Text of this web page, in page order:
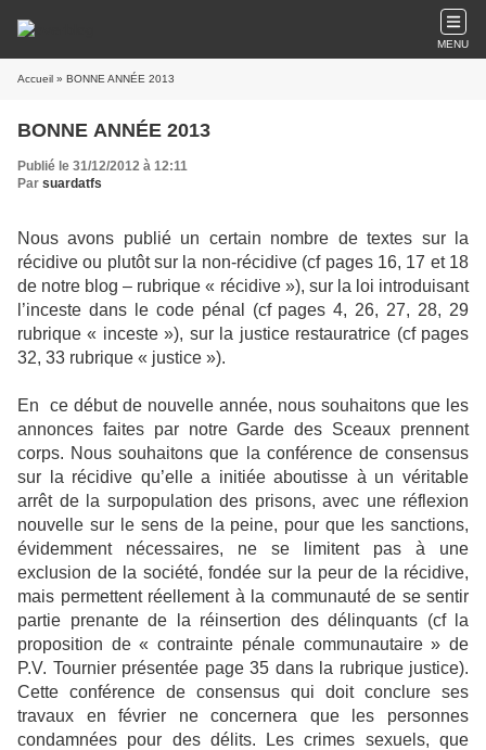
MENU
Accueil » BONNE ANNÉE 2013
BONNE ANNÉE 2013
Publié le 31/12/2012 à 12:11
Par suardatfs
Nous avons publié un certain nombre de textes sur la
récidive ou plutôt sur la non-récidive (cf pages 16, 17 et 18
de notre blog – rubrique « récidive »), sur la loi introduisant
l’inceste dans le code pénal (cf pages 4, 26, 27, 28, 29
rubrique « inceste »), sur la justice restauratrice (cf pages
32, 33 rubrique « justice »).
En
ce début de nouvelle année, nous souhaitons que les
annonces faites par notre Garde des Sceaux prennent
corps. Nous souhaitons que la conférence de consensus
sur la récidive qu’elle a initiée aboutisse à un véritable
arrêt de la surpopulation des prisons, avec une réflexion
nouvelle sur le sens de la peine, pour que les sanctions,
évidemment nécessaires, ne se limitent pas à une
exclusion de la société, fondée sur la peur de la récidive,
mais permettent réellement à la communauté de se sentir
partie prenante de la réinsertion des délinquants (cf la
proposition de « contrainte pénale communautaire » de
P.V. Tournier présentée page 35 dans la rubrique justice).
Cette conférence de consensus qui doit conclure ses
travaux en février ne concernera que les personnes
condamnées pour des délits. Les crimes sexuels, que